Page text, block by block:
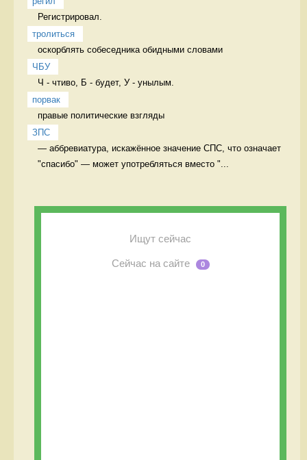
Регистрировал.
тролиться
оскорблять собеседника обидными словами
ЧБУ
Ч - чтиво, Б - будет, У - унылым.
порвак
правые политические взгляды
ЗПС
— аббревиатура, искажëнное значение СПС, что означает
"спасибо" — может употребляться вместо "...
Ищут сейчас
Сейчас на сайте 0